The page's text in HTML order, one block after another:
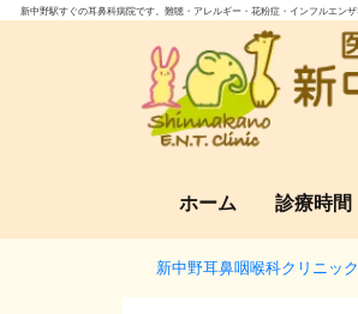
新中野駅すぐの耳鼻科病院です。難聴・アレルギー・花粉症・インフルエン
ホーム 診療時間
新中野耳鼻咽喉科クリニック